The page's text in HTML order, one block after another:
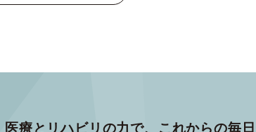
医療とリハビリの力で、 これからの毎